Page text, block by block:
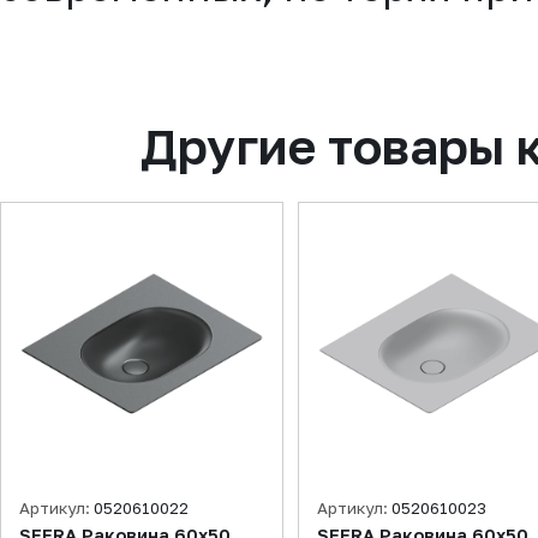
Другие товары
Артикул: 0520610022 Артикул: 0520610023